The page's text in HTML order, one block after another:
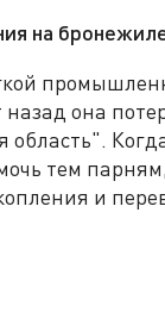
на
назад она
тем
и